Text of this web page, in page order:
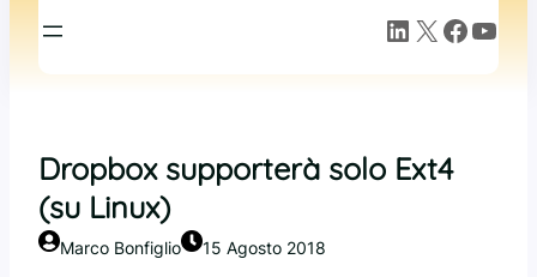
LinkedIn X Facebook YouTube
Dropbox supporterà solo Ext4
(su Linux)
Marco Bonfiglio 15 Agosto 2018